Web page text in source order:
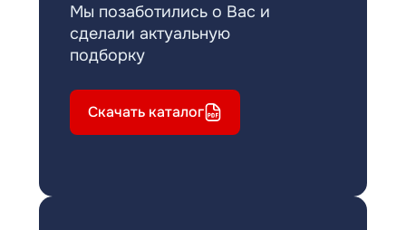
Мы позаботились о Вас и
сделали актуальную
подборку
Скачать каталог